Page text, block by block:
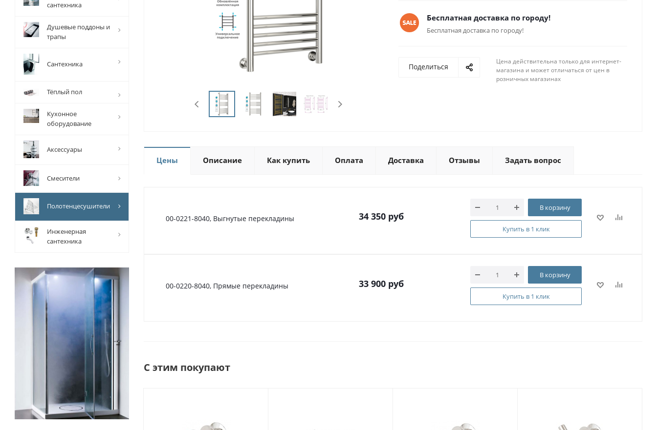
Бесплатная доставка по городу!
Бесплатная доставка по городу!
Поделиться
Цена действительна только для интернет-
магазина и может отличаться от цен в
розничных магазинах
Цены Описание Как купить Оплата Доставка Отзывы Задать вопрос
00-0221-8040, Выгнутые перекладины 34 350 руб
В корзину
Купить в 1 клик
00-0220-8040, Прямые перекладины 33 900 руб
В корзину
Купить в 1 клик
С этим покупают
сантехника
Душевые поддоны и
трапы
Сантехника
Тёплый пол
Кухонное
оборудование
Аксессуары
Смесители
Полотенцесушители
Инженерная
сантехника